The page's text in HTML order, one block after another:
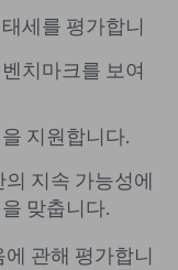
세를 평가합니
치마크를 보여
지원합니다.
지속 가능성에
맞춥니다.
에 관해 평가합니